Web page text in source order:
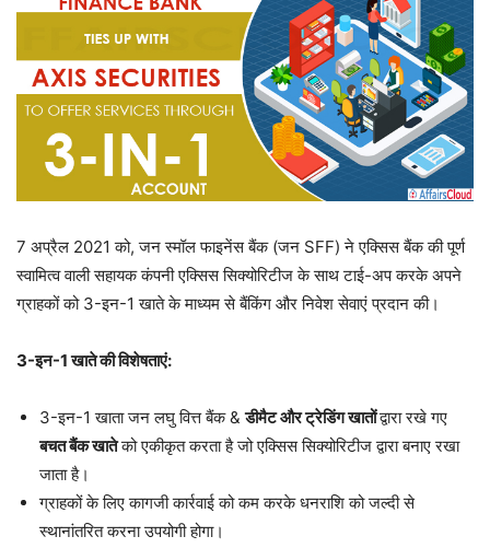
7 अप्रैल 2021 को, जन स्मॉल फाइनेंस बैंक (जन SFF) ने एक्सिस बैंक की पूर्ण
स्वामित्व वाली सहायक कंपनी एक्सिस सिक्योरिटीज के साथ टाई-अप करके अपने
ग्राहकों को 3-इन-1 खाते के माध्यम से बैंकिंग और निवेश सेवाएं प्रदान की।
3-इन-1 खाते की विशेषताएं:
3-इन-1 खाता जन लघु वित्त बैंक &डीमैट और ट्रेडिंग खातोंद्वारा रखे गए
बचत बैंक खातेको एकीकृत करता है जो एक्सिस सिक्योरिटीज द्वारा बनाए रखा
जाता है।
ग्राहकों के लिए कागजी कार्रवाई को कम करके धनराशि को जल्दी से
स्थानांतरित करना उपयोगी होगा।